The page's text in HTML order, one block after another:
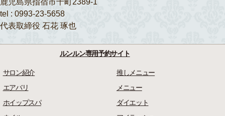
鹿児島県指宿市十町2389-1
tel : 0993-23-5658
代表取締役 石花 琢也
ルンルン専用予約サイト
サロン紹介
推しメニュー
エアバリ
メニュー
ホイップスパ
ダイエット